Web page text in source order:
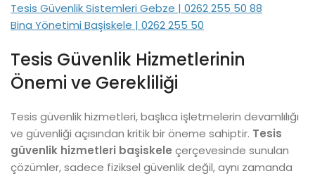
Tesis Güvenlik Sistemleri Gebze | 0262 255 50 88
Bina Yönetimi Başiskele | 0262 255 50
Tesis Güvenlik Hizmetlerinin
Önemi ve Gerekliliği
Tesis güvenlik hizmetleri, başlıca işletmelerin devamlılığı
ve güvenliği açısından kritik bir öneme sahiptir. Tesis
güvenlik hizmetleri başiskele çerçevesinde sunulan
çözümler, sadece fiziksel güvenlik değil, aynı zamanda